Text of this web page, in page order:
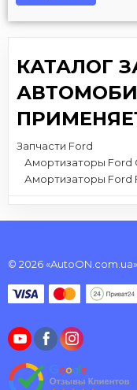
КАТАЛОГ
Запчасти Ford
Амортизаторы Ford
Амортизаторы Ford
© 2026